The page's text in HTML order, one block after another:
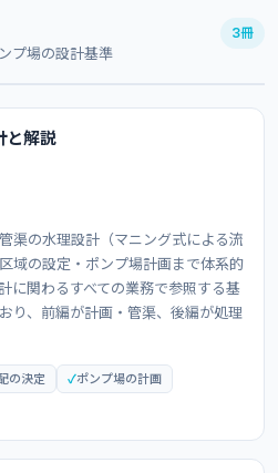
プ場の設計基準
3冊
と解説
渠の水理設計（マニング式による流
域の設定・ポンプ場計画まで体系的
に関わるすべての業務で参照する基
り、前編が計画・管渠、後編が処理
の決定
ポンプ場の計画